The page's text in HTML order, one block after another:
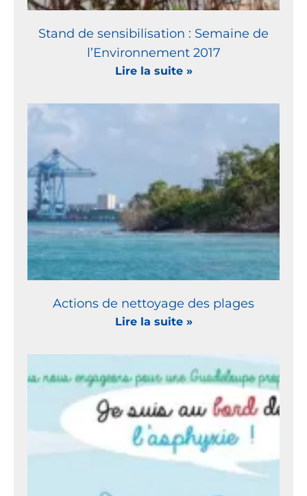
Stand de sensibilisation : Semaine de
l’Environnement 2017
Lire la suite »
Actions de nettoyage des plages
Lire la suite »